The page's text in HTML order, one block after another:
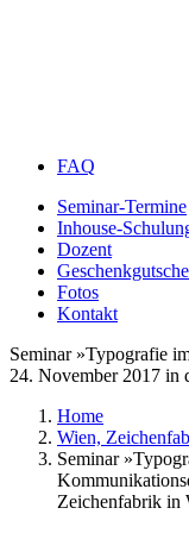
FAQ
Seminar-Termine
Inhouse-
Dozent
Fotos
Kontakt
Seminar »Typografie
24. November 2017 in
Home
Wien,
Seminar
Zeichenfabrik in